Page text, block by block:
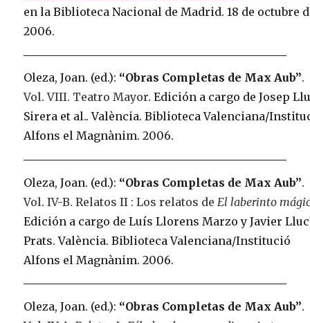
en la Biblioteca Nacional de Madrid. 18 de octubre
2006.
Oleza, Joan. (ed.): “Obras Completas de Max Aub”.
Vol. VIII. Teatro Mayor. Edición a cargo de Josep
Sirera et al.. València. Biblioteca Valenciana/
Alfons el Magnànim. 2006.
Oleza, Joan. (ed.): “Obras Completas de Max Aub”.
Vol. IV-B. Relatos II : Los relatos de El laberinto
Edición a cargo de Luís Llorens Marzo y Javier
Prats. València. Biblioteca Valenciana/Institució
Alfons el Magnànim. 2006.
Oleza, Joan. (ed.): “Obras Completas de Max Aub”.